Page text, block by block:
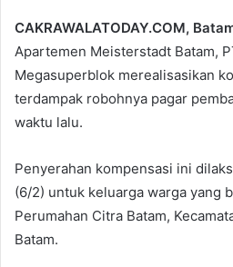
CAKRAWALATODAY.COM,
Apartemen Meisterstadt Batam,
Megasuperblok merealisasikan
terdampak robohnya pagar
waktu lalu.
Penyerahan kompensasi ini
(6/2) untuk keluarga warga yang
Perumahan Citra Batam,
Batam.